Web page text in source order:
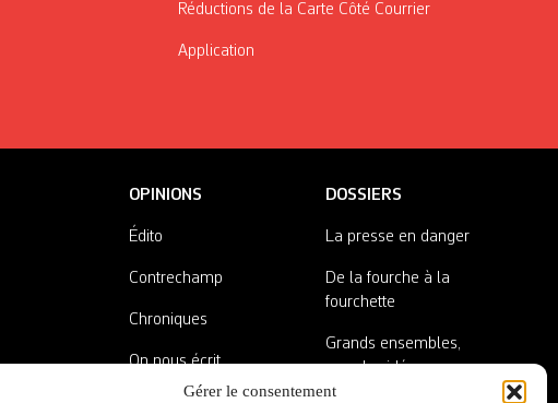
Gérer le consentement
Réductions de la Carte Côté Courrier
Application
OPINIONS
Édito
Contrechamp
Chroniques
On nous écrit
DOSSIERS
La presse en danger
De la fourche à la
fourchette
Grands ensembles,
grandes idées